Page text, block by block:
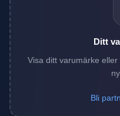
Ditt
Visa ditt varumärke
Bli